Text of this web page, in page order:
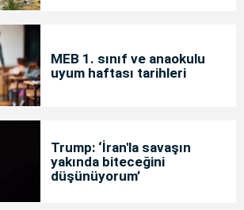
MEB 1. sınıf ve anaokulu
uyum haftası tarihleri
Trump: ‘İran'la savaşın
yakında biteceğini
düşünüyorum’